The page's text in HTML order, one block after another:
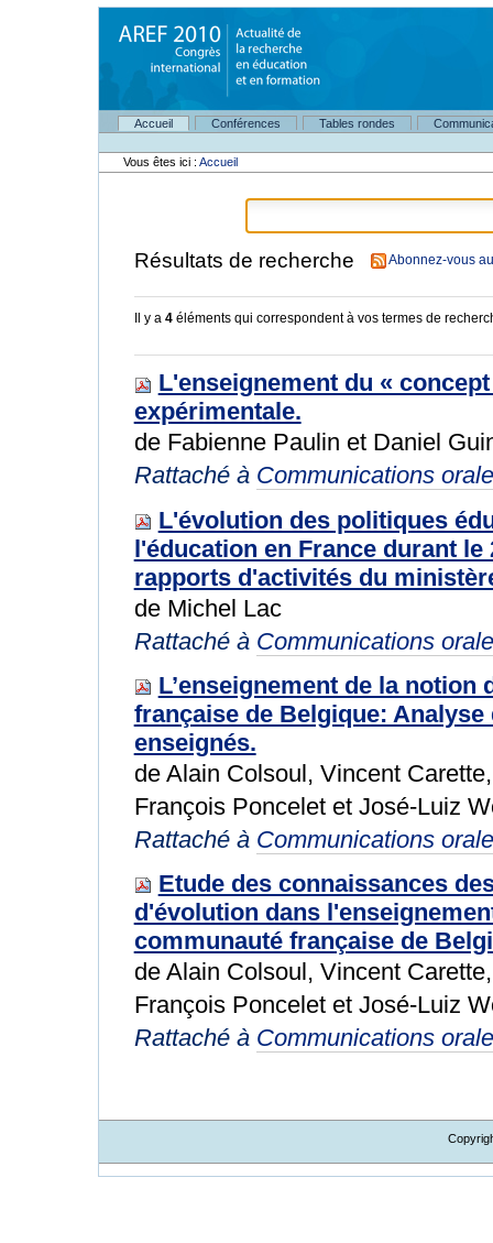
Accueil
Conférences Tables rondes
Outils
personnels
Vous êtes ici : Accueil
Résultats de recherche Abonnez-vous
Il y a 4éléments qui correspondent à vos termes de
L'enseignement du «
expérimentale.
de Fabienne Paulin et Daniel
Rattaché à Communications
L'évolution des politiques
l'éducation en France durant
rapports d'activités du
de Michel Lac
Rattaché à Communications
L’enseignement de la
française de Belgique:
enseignés.
de Alain Colsoul, Vincent
François Poncelet et José-Luiz
Rattaché à Communications
Etude des connaissances
d'évolution dans
communauté française de
de Alain Colsoul, Vincent
François Poncelet et José-Luiz
Rattaché à Communications